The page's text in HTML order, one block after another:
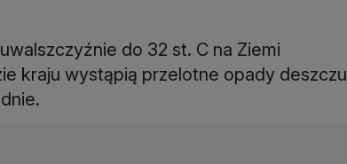
do 32 st. C na Ziemi
kraju wystąpią przelotne opady deszczu